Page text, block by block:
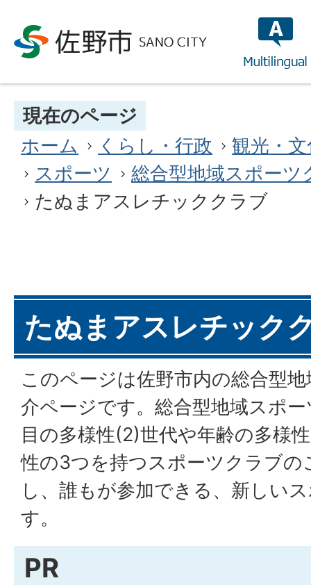
現在のページ
ホーム
くらし・行政
観光・
スポーツ
総合型地域スポーツ
たぬまアスレチッククラブ
たぬまアスレチック
このページは佐野市内の総合型
介ページです。総合型地域スポ
目の多様性(2)世代や年齢の多様
性の3つを持つスポーツクラブの
し、誰もが参加できる、新しい
す。
PR